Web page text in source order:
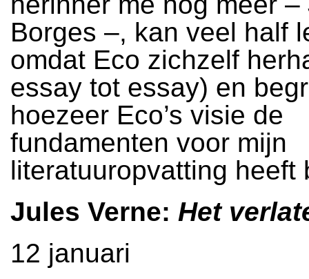
Borges –, kan veel half
omdat Eco zichzelf
essay tot essay) en
hoezeer Eco’s visie de
fundamenten voor mijn
literatuuropvatting heeft
Jules Verne: Het
12 januari